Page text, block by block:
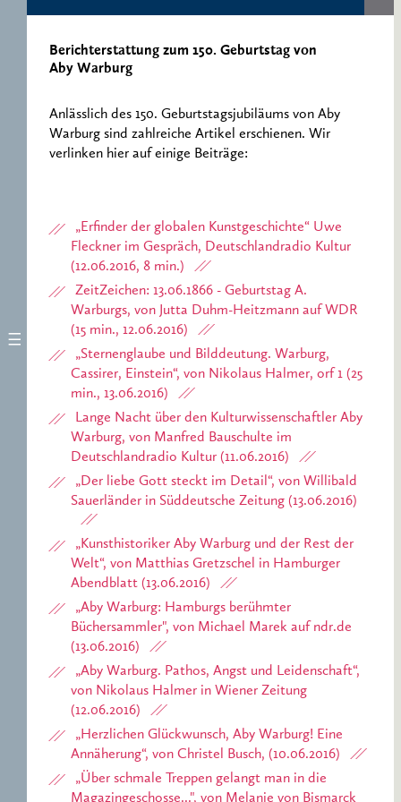
ERNST CASSIRER
2007
Berichterstattung zum 150. Geburtstag von
Aby Warburg
Anlässlich des 150. Geburtstagsjubiläums von Aby
Warburg sind zahlreiche Artikel erschienen. Wir
verlinken hier auf einige Beiträge:
„Erfinder der globalen Kunstgeschichte“ Uwe
Fleckner im Gespräch, Deutschlandradio Kultur
(12.06.2016, 8 min.)
ZeitZeichen: 13.06.1866 - Geburtstag A.
Warburgs, von Jutta Duhm-Heitzmann auf WDR
(15 min., 12.06.2016)
„Sternenglaube und Bilddeutung. Warburg,
Cassirer, Einstein“, von Nikolaus Halmer, orf 1 (25
min., 13.06.2016)
Lange Nacht über den Kulturwissenschaftler Aby
Warburg, von Manfred Bauschulte im
Deutschlandradio Kultur (11.06.2016)
„Der liebe Gott steckt im Detail“, von Willibald
Sauerländer in Süddeutsche Zeitung (13.06.2016)
„Kunsthistoriker Aby Warburg und der Rest der
Welt“, von Matthias Gretzschel in Hamburger
Abendblatt (13.06.2016)
„Aby Warburg: Hamburgs berühmter
Büchersammler", von Michael Marek auf ndr.de
(13.06.2016)
„Aby Warburg. Pathos, Angst und Leidenschaft“,
von Nikolaus Halmer in Wiener Zeitung
(12.06.2016)
„Herzlichen Glückwunsch, Aby Warburg! Eine
Annäherung“, von Christel Busch, (10.06.2016)
„Über schmale Treppen gelangt man in die
Magazingeschosse...", von Melanie von Bismarck